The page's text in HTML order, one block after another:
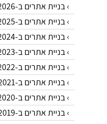
בניית אתרים ב-2026
בניית אתרים ב-2025
בניית אתרים ב-2024
בניית אתרים ב-2023
בניית אתרים ב-2022
בניית אתרים ב-2021
בניית אתרים ב-2020
בניית אתרים ב-2019